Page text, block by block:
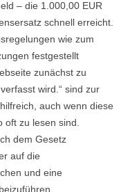
– die 1.000,00 EUR
schnell erreicht.
wie zum
festgestellt
zunächst zu
wird.“ sind zur
auch wenn diese
zu lesen sind.
dem Gesetz
auf die
und eine